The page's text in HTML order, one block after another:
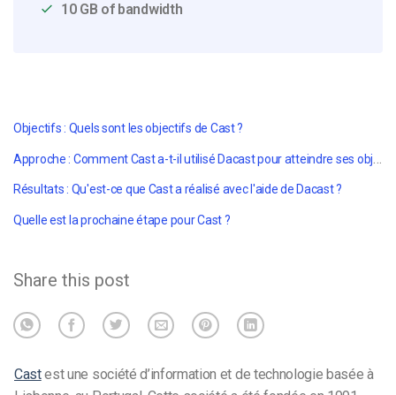
10 GB of bandwidth
Objectifs : Quels sont les objectifs de Cast ?
Résultats : Qu'est-ce que Cast a réalisé avec l'aide de Dacast ?
Quelle est la prochaine étape pour Cast ?
Share this post
Castest une société d’information et de technologie basée à